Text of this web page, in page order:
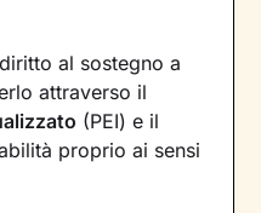
al sostegno a
attraverso il
(PEI) e il
proprio ai sensi